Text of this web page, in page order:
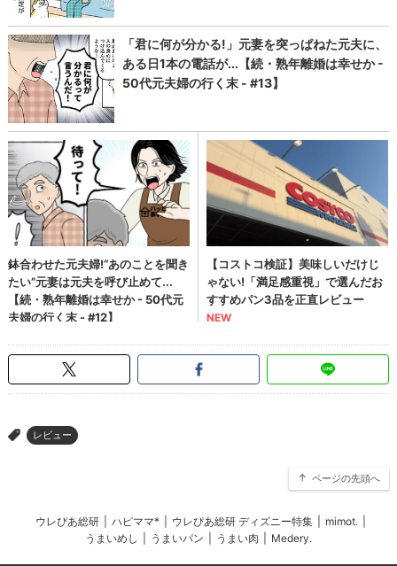
> レビュー
ページの先頭へ
ウレぴあ総研 ハピママ* ウレぴあ総研 ディズニー特集 mimot.
うまいめし
うまいパン うまい肉 Medery.